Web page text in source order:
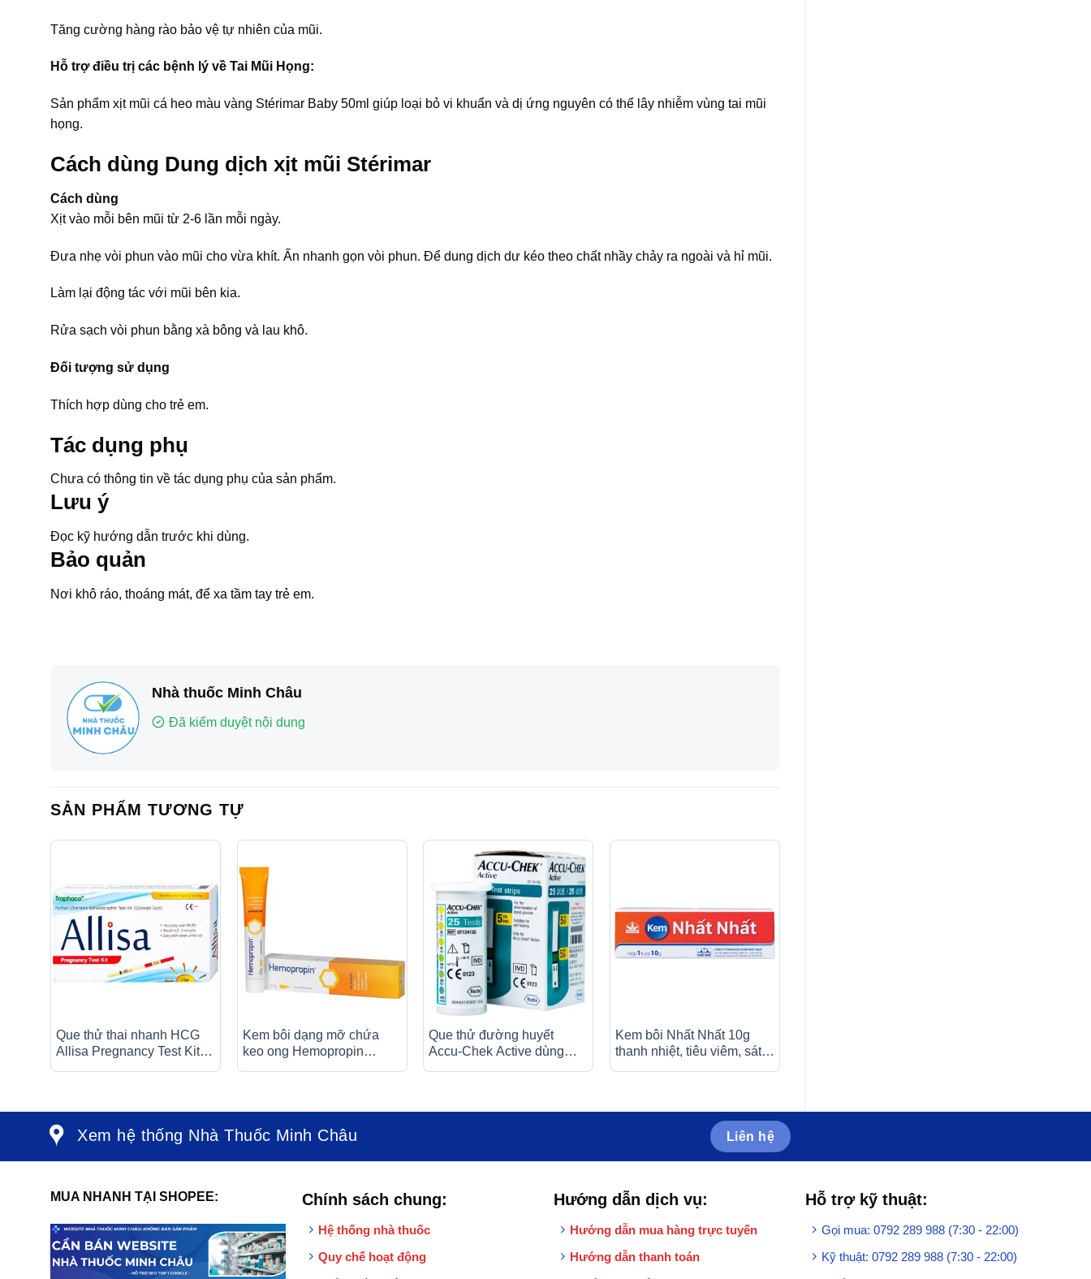
Tăng cường hàng rào bảo vệ tự nhiên của mũi.
Hỗ trợ điều trị các bệnh lý về Tai Mũi Họng:
Sản phẩm xịt mũi cá heo màu vàng Stérimar Baby 50ml giúp loại bỏ vi khuẩn và dị ứng nguyên có thể lây nhiễm vùng tai mũi
họng.
Cách dùng Dung dịch xịt mũi Stérimar
Cách dùng
Xịt vào mỗi bên mũi từ 2-6 lần mỗi ngày.
Đưa nhẹ vòi phun vào mũi cho vừa khít. Ấn nhanh gọn vòi phun. Để dung dịch dư kéo theo chất nhầy chảy ra ngoài và hỉ mũi.
Làm lại động tác với mũi bên kia.
Rửa sạch vòi phun bằng xà bông và lau khô.
Đối tượng sử dụng
Thích hợp dùng cho trẻ em.
Tác dụng phụ
Chưa có thông tin về tác dụng phụ của sản phẩm.
Lưu ý
Đọc kỹ hướng dẫn trước khi dùng.
Bảo quản
Nơi khô ráo, thoáng mát, để xa tầm tay trẻ em.
Nhà thuốc Minh Châu
Đã kiểm duyệt nội dung
SẢN PHẨM TƯƠNG TỰ
Que thử thai nhanh HCG
Allisa Pregnancy Test Kit
Kem bôi dạng mỡ chứa
keo ong Hemopropin
Que thử đường huyết
Accu-Chek Active dùng
Kem bôi Nhất Nhất 10g
thanh nhiệt, tiêu viêm, sát
Xem hệ thống Nhà Thuốc Minh Châu Liên hệ
MUA NHANH TẠI SHOPEE: Chính sách chung:
Hệ thống nhà thuốc
Quy chế hoạt động
Hướng dẫn dịch vụ:
Hướng dẫn mua hàng trực tuyến
Hướng dẫn thanh toán
Hỗ trợ kỹ thuật:
Gọi mua: 0792 289 988 (7:30 - 22:00)
Kỹ thuật: 0792 289 988 (7:30 - 22:00)